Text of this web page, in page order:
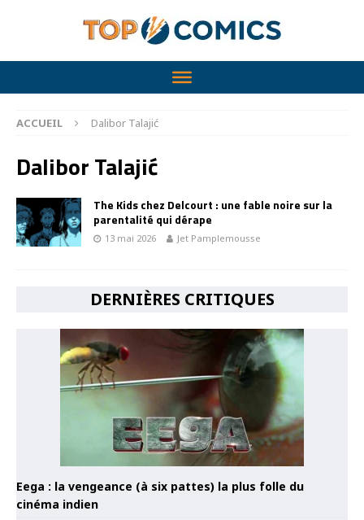
ACCUEIL Dalibor Talajić
Dalibor Talajić
The Kids chez Delcourt : une fable noire sur la
parentalité qui dérape
13 mai 2026 Jet Pamplemousse
DERNIÈRES CRITIQUES
Eega : la vengeance (à six pattes) la plus folle du
cinéma indien